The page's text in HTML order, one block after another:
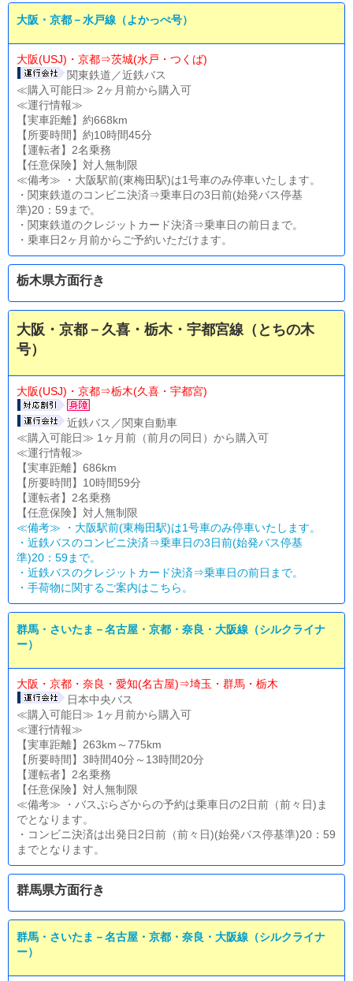
大阪・京都－水戸線（よかっぺ号）
大阪(USJ)・京都⇒茨城(水戸・つくば)
関東鉄道／近鉄バス
≪購入可能日≫ 2ヶ月前から購入可
≪運行情報≫
【実車距離】約668km
【所要時間】約10時間45分
【運転者】2名乗務
【任意保険】対人無制限
≪備考≫ ・大阪駅前(東梅田駅)は1号車のみ停車いたします。
・関東鉄道のコンビニ決済⇒乗車日の3日前(始発バス停基
準)20：59まで。
・関東鉄道のクレジットカード決済⇒乗車日の前日まで。
・乗車日2ヶ月前からご予約いただけます。
栃木県方面行き
大阪・京都－久喜・栃木・宇都宮線（とちの木
号）
大阪(USJ)・京都⇒栃木(久喜・宇都宮)
近鉄バス／関東自動車
≪購入可能日≫ 1ヶ月前（前月の同日）から購入可
≪運行情報≫
【実車距離】686km
【所要時間】10時間59分
【運転者】2名乗務
【任意保険】対人無制限
≪備考≫ ・大阪駅前(東梅田駅)は1号車のみ停車いたします。
・近鉄バスのコンビニ決済⇒乗車日の3日前(始発バス停基
準)20：59まで。
・近鉄バスのクレジットカード決済⇒乗車日の前日まで。
・ 手荷物に関するご案内はこちら。
群馬・さいたま－名古屋・京都・奈良・大阪線（シルクライナ
ー）
大阪・京都・奈良・愛知(名古屋)⇒埼玉・群馬・栃木
日本中央バス
≪購入可能日≫ 1ヶ月前から購入可
≪運行情報≫
【実車距離】263km～775km
【所要時間】3時間40分～13時間20分
【運転者】2名乗務
【任意保険】対人無制限
≪備考≫ ・バスぷらざからの予約は乗車日の2日前（前々日)ま
でとなります。
・コンビニ決済は出発日2日前（前々日)(始発バス停基準)20：59
までとなります。
群馬県方面行き
群馬・さいたま－名古屋・京都・奈良・大阪線（シルクライナ
ー）